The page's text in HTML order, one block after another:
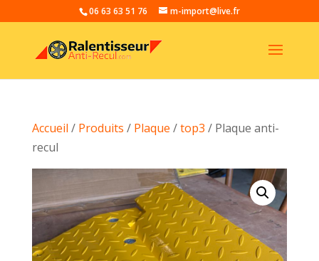
06 63 63 51 76 m-import@live.fr
Accueil / Produits / Plaque /top3 / Plaque anti-
recul